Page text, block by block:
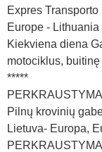
Expres
Europe - Lithuania
Kiekviena diena
motociklus,
*****
Pilnų krovinių
Lietuva- Europa,